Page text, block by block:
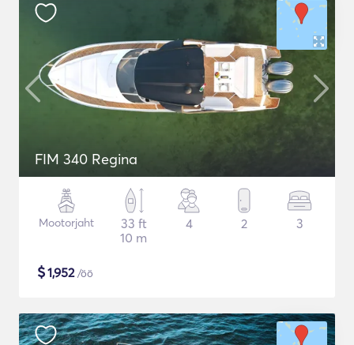
FIM 340 Regina
Mootorjaht
33 ft
10 m
4 2 3
$1,952/öö